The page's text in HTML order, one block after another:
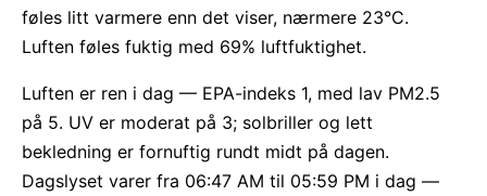
føles litt varmere enn det viser, nærmere 23°C.
Luften føles fuktig med 69% luftfuktighet.
Luften er ren i dag — EPA-indeks 1, med lav PM2.5
på 5. UV er moderat på 3; solbriller og lett
bekledning er fornuftig rundt midt på dagen.
Dagslyset varer fra 06:47 AM til 05:59 PM i dag —